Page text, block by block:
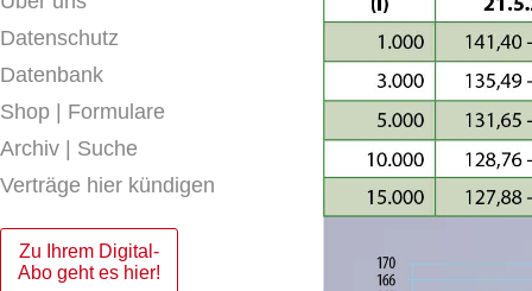
Datenschutz
Datenbank
Shop | Formulare
Archiv | Suche
Verträge hier kündigen
Zu Ihrem Digital-
Abo geht es hier!